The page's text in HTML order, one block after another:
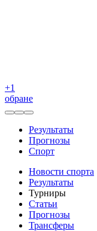
+1
обране
Результаты
Прогнозы
Спорт
Новости спорта
Результаты
Турниры
Статьи
Прогнозы
Трансферы